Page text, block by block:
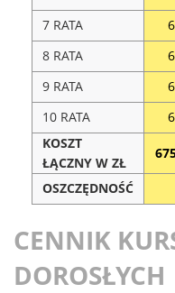
7 RATA
8 RATA
9 RATA
10 RATA
KOSZT
ŁĄCZNY W ZŁ
OSZCZĘDNOŚĆ
CENNIK
DOROSŁYCH